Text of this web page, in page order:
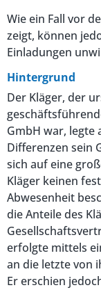
Wie ein Fall vor
zeigt, können
Einladungen
Hintergrund
Der Kläger, der
GmbH war,
Differenzen sein
sich auf eine
Kläger keinen
Abwesenheit
die Anteile des
erfolgte mittels
an die letzte von
Er erschien